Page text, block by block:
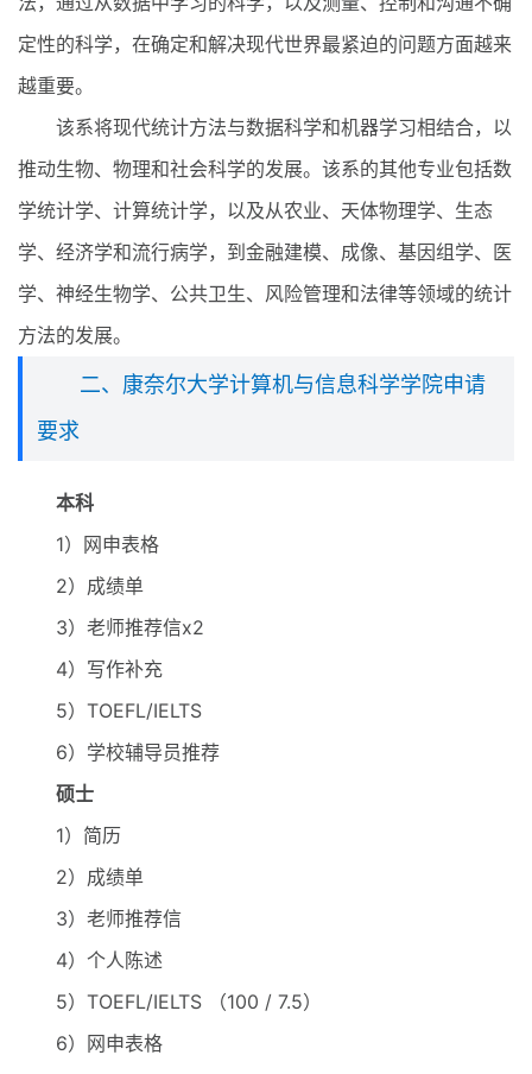
定性的科学，在确定和解决现代世界最紧迫的问题方面越来
越重要。
该系将现代统计方法与数据科学和机器学习相结合，以
推动生物、物理和社会科学的发展。该系的其他专业包括数
学统计学、计算统计学，以及从农业、天体物理学、生态
学、经济学和流行病学，到金融建模、成像、基因组学、医
学、神经生物学、公共卫生、风险管理和法律等领域的统计
方法的发展。
二、康奈尔大学计算机与信息科学学院申请
要求
本科
1）网申表格
2）成绩单
3）老师推荐信x2
4）写作补充
5）TOEFL/IELTS
6）学校辅导员推荐
硕士
1）简历
2）成绩单
3）老师推荐信
4）个人陈述
5）TOEFL/IELTS （100 / 7.5）
6）网申表格